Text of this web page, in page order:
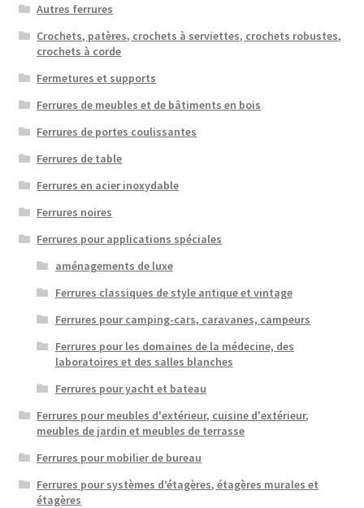
Autres ferrures
Crochets, patères, crochets à serviettes, crochets robustes,
crochets à corde
Fermetures et supports
Ferrures de meubles et de bâtiments en bois
Ferrures de portes coulissantes
Ferrures de table
Ferrures en acier inoxydable
Ferrures noires
Ferrures pour applications spéciales
aménagements de luxe
Ferrures classiques de style antique et vintage
Ferrures pour camping-cars, caravanes, campeurs
Ferrures pour les domaines de la médecine, des
laboratoires et des salles blanches
Ferrures pour yacht et bateau
Ferrures pour meubles d'extérieur, cuisine d'extérieur,
meubles de jardin et meubles de terrasse
Ferrures pour mobilier de bureau
Ferrures pour systèmes d’étagères, étagères murales et
étagères